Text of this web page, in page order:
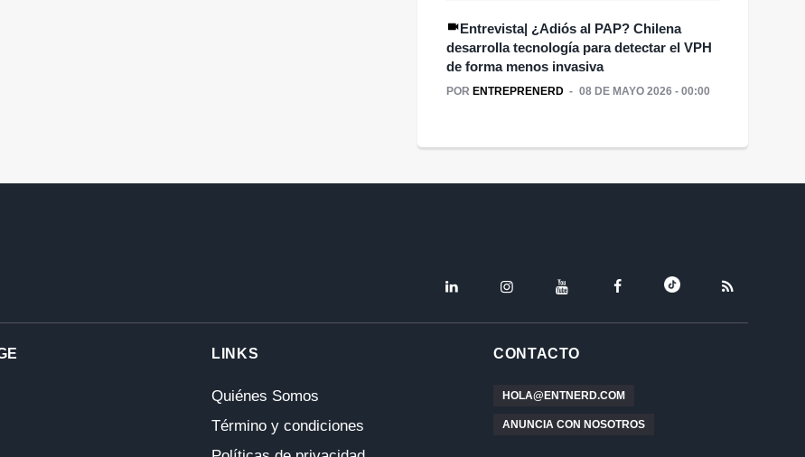
Entrevista| ¿Adiós al PAP? Chilena
desarrolla tecnología para detectar el VPH
de forma menos invasiva
POR ENTREPRENERD 08 DE MAYO 2026 - 00:00
LINKS
Quiénes Somos
Término y condiciones
CONTACTO
HOLA@ENTNERD.COM
ANUNCIA CON NOSOTROS